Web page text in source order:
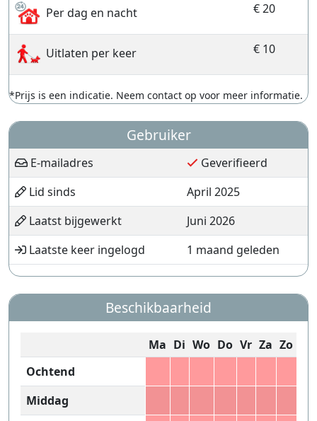
Per dag en nacht € 20
Uitlaten per keer € 10
*Prijs is een indicatie. Neem contact op voor meer informatie.
Gebruiker
E-mailadres
Geverifieerd
Lid sinds
April 2025
Laatst bijgewerkt
Juni 2026
Laatste keer ingelogd
1 maand geleden
Beschikbaarheid
Ma Di Wo Do Vr Za Zo
Ochtend
Middag